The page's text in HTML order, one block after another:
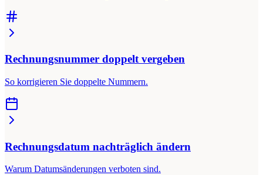
Rechnungsnummer doppelt vergeben
So korrigieren Sie doppelte Nummern.
Rechnungsdatum nachträglich ändern
Warum Datumsänderungen verboten sind.